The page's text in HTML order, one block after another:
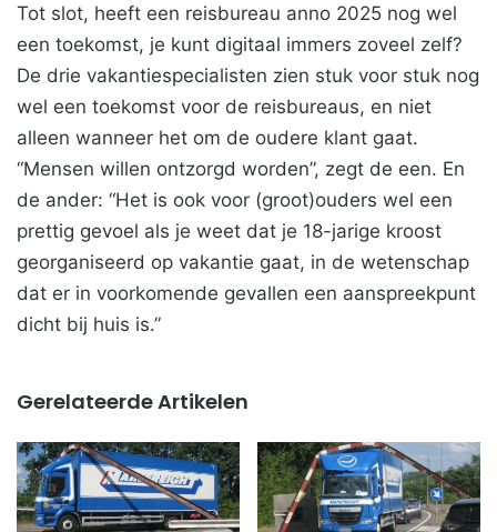
Tot slot, heeft een reisbureau anno 2025 nog wel
een toekomst, je kunt digitaal immers zoveel zelf?
De drie vakantiespecialisten zien stuk voor stuk nog
wel een toekomst voor de reisbureaus, en niet
alleen wanneer het om de oudere klant gaat.
“Mensen willen ontzorgd worden”, zegt de een. En
de ander: “Het is ook voor (groot)ouders wel een
prettig gevoel als je weet dat je 18-jarige kroost
georganiseerd op vakantie gaat, in de wetenschap
dat er in voorkomende gevallen een aanspreekpunt
dicht bij huis is.”
Gerelateerde Artikelen